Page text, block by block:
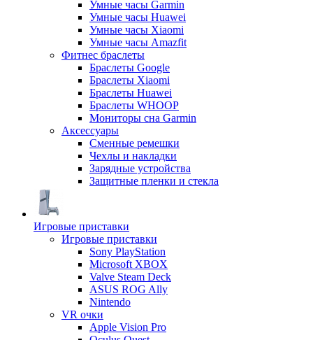
Умные часы Garmin
Умные часы Huawei
Умные часы Xiaomi
Умные часы Amazfit
Фитнес браслеты
Браслеты Google
Браслеты Xiaomi
Браслеты Huawei
Браслеты WHOOP
Мониторы сна Garmin
Аксессуары
Сменные ремешки
Чехлы и накладки
Зарядные устройства
Защитные пленки и стекла
Игровые приставки
Игровые приставки
Sony PlayStation
Microsoft XBOX
Valve Steam Deck
ASUS ROG Ally
Nintendo
VR очки
Apple Vision Pro